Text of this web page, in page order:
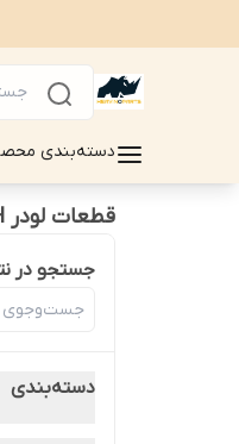
دسته‌بندی
قطعات لودر ZL50H چانگلین
جستجو در
دسته‌بندی